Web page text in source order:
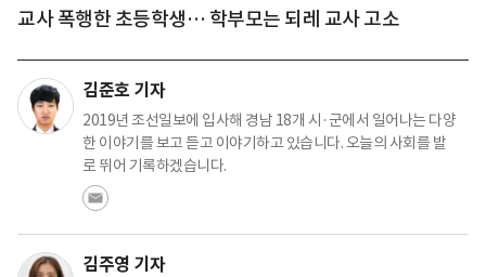
교사 폭행한 초등학생… 학부모는 되레 교사 고소
김준호 기자
2019년 조선일보에 입사해 경남 18개 시·군에서 일어나는 다양
한 이야기를 보고 듣고 이야기하고 있습니다. 오늘의 사회를 발
로 뛰어 기록하겠습니다.
김주영 기자